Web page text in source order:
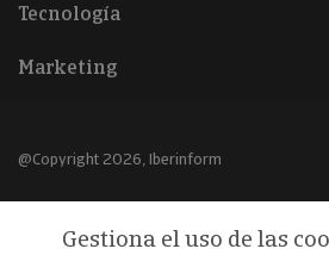
Tecnología
Marketing
@Copyright 2026, Iberinform
Gestiona el uso de las